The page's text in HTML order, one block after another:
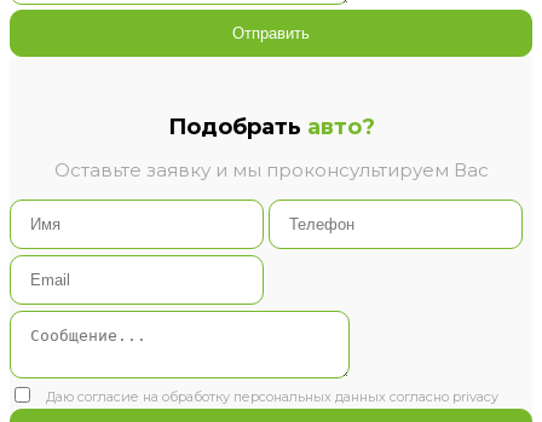
Отправить
Подобрать авто?
Оставьте заявку и мы проконсультируем Вас
Даю согласие на обработку персональных данных согласно privacy